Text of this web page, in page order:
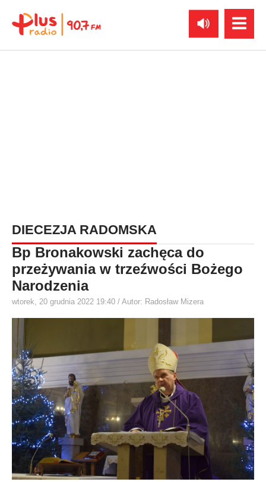
DIECEZJA RADOMSKA
Bp Bronakowski zachęca do
przeżywania w trzeźwości Bożego
Narodzenia
wtorek, 20 grudnia 2022 19:40 / Autor: Radosław Mizera